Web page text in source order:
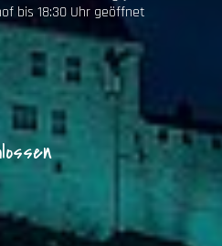
bis 18:30 Uhr geöffnet